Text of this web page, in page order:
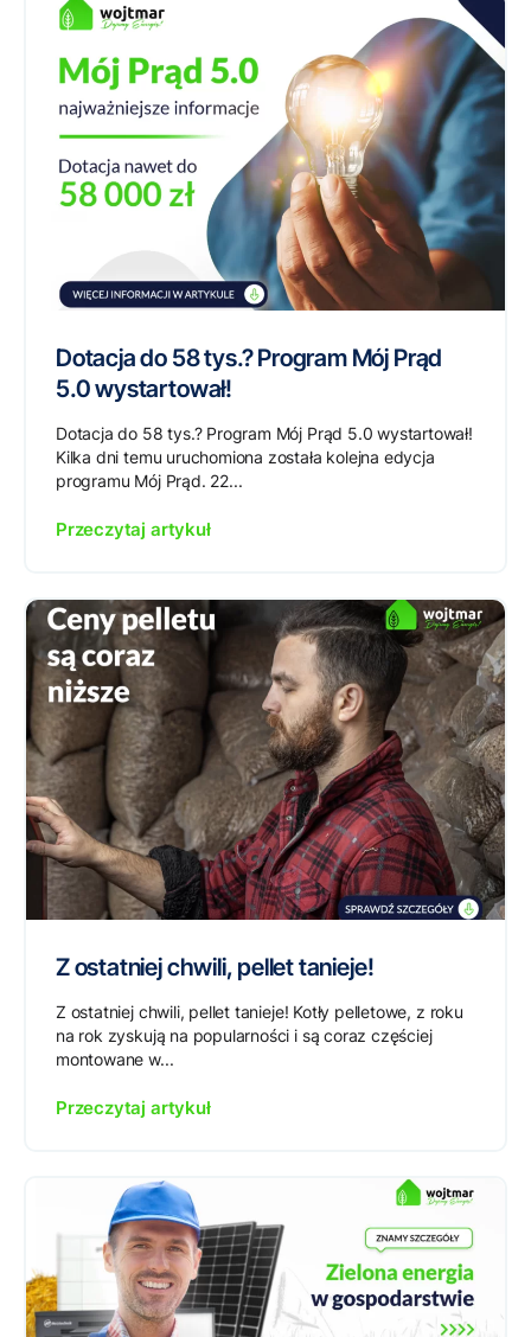
Dotacja do 58 tys.? Program Mój Prąd
5.0 wystartował!
Dotacja do 58 tys.? Program Mój Prąd 5.0 wystartował!
Kilka dni temu uruchomiona została kolejna edycja
programu Mój Prąd. 22...
Przeczytaj artykuł
Z ostatniej chwili, pellet tanieje!
Z ostatniej chwili, pellet tanieje! Kotły pelletowe, z roku
na rok zyskują na popularności i są coraz częściej
montowane w...
Przeczytaj artykuł